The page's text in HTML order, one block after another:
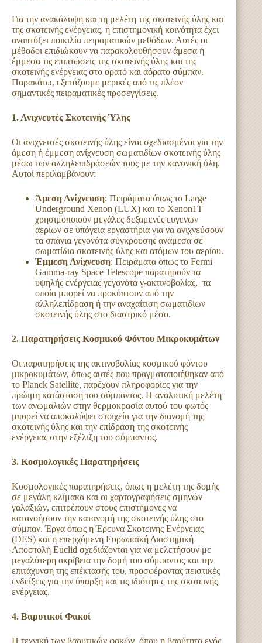
Για την ανακάλυψη και τη μελέτη της σκοτεινής ύλης και
της σκοτεινής ενέργειας, η επιστημονική κοινότητα έχει
αναπτύξει ποικιλία πειραματικών μεθόδων. Αυτές οι
μέθοδοι επιδιώκουν να παρακολουθήσουν άμεσα ή
έμμεσα τις επιπτώσεις της σκοτεινής ύλης και της
σκοτεινής ενέργειας στο ορατό και αόρατο σύμπαν.
Παρακάτω, εξετάζουμε μερικές από τις πλέον
σημαντικές πειραματικές προσεγγίσεις.
1. Ανιχνευτές Σκοτεινής Ύλης
Οι ανιχνευτές σκοτεινής ύλης είναι σχεδιασμένοι για την
άμεση ή έμμεση ανίχνευση σωματιδίων σκοτεινής ύλης
μέσω των αλληλεπιδράσεών τους με την κανονική ύλη.
Αυτοί περιλαμβάνουν:
Άμεση Ανίχνευση: Πειράματα όπως το Large
Underground Xenon (LUX) και το Xenon1T
χρησιμοποιούν μεγάλες δεξαμενές ευγενών
αερίων σε υπόγεια εργαστήρια για να ανιχνεύσουν
τα σπάνια γεγονότα σύγκρουσης ανάμεσα σε
σωματίδια σκοτεινής ύλης και ατόμων του αερίου.
Έμμεση Ανίχνευση: Πειράματα όπως το Fermi
Gamma-ray Space Telescope παρατηρούν τα
υψηλής ενέργειας γεγονότα γ-ακτινοβολίας, τα
οποία μπορεί να προκύπτουν από την
αλληλεπίδραση ή την αναχαίτιση σωματιδίων
σκοτεινής ύλης στο διαστρικό μέσο.
2. Παρατηρήσεις Κοσμικού Φόντου Μικροκυμάτων
Οι παρατηρήσεις της ακτινοβολίας κοσμικού φόντου
μικροκυμάτων, όπως αυτές που πραγματοποιήθηκαν από
το Planck Satellite, παρέχουν πληροφορίες για την
πρώιμη κατάσταση του σύμπαντος. Η αναλυτική μελέτη
των ανωμαλιών στην θερμοκρασία αυτού του φωτός
μπορεί να αποκαλύψει στοιχεία για την διανομή της
σκοτεινής ύλης και την επίδραση της σκοτεινής
ενέργειας στην εξέλιξη του σύμπαντος.
3. Κοσμολογικές Παρατηρήσεις
Κοσμολογικές παρατηρήσεις, όπως η μελέτη της δομής
σε μεγάλη κλίμακα και οι χαρτογραφήσεις σμηνών
γαλαξιών, επιτρέπουν στους επιστήμονες να
κατανοήσουν την κατανομή της σκοτεινής ύλης στο
σύμπαν. Έργα όπως η Έρευνα Σκοτεινής Ενέργειας
(DES) και η επερχόμενη Ευρωπαϊκή Διαστημική
Αποστολή Euclid σχεδιάζονται για να μελετήσουν με
μεγαλύτερη ακρίβεια την δομή του σύμπαντος και την
επιτάχυνση της επέκτασής του, προσφέροντας πειστικές
ενδείξεις για την ύπαρξη και τις ιδιότητες της σκοτεινής
ενέργειας.
4. Βαρυτικοί Φακοί
Η τεχνική των βαρυτικών φακών, όπου η βαρύτητα ενός